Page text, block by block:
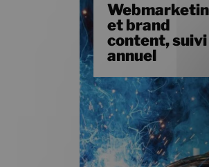
et brand
content, suivi
annuel